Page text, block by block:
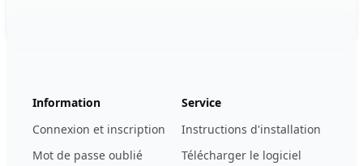
Information
Connexion et inscription
Mot de passe oublié
Service
Instructions d'installation
Télécharger le logiciel